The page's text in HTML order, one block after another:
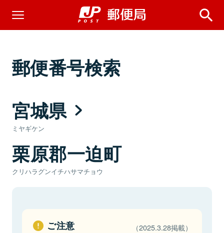
郵便番号検索
宮城県
ミヤギケン
栗原郡一迫町
クリハラグンイチハサマチョウ
ご注意 （2025.3.28掲載）